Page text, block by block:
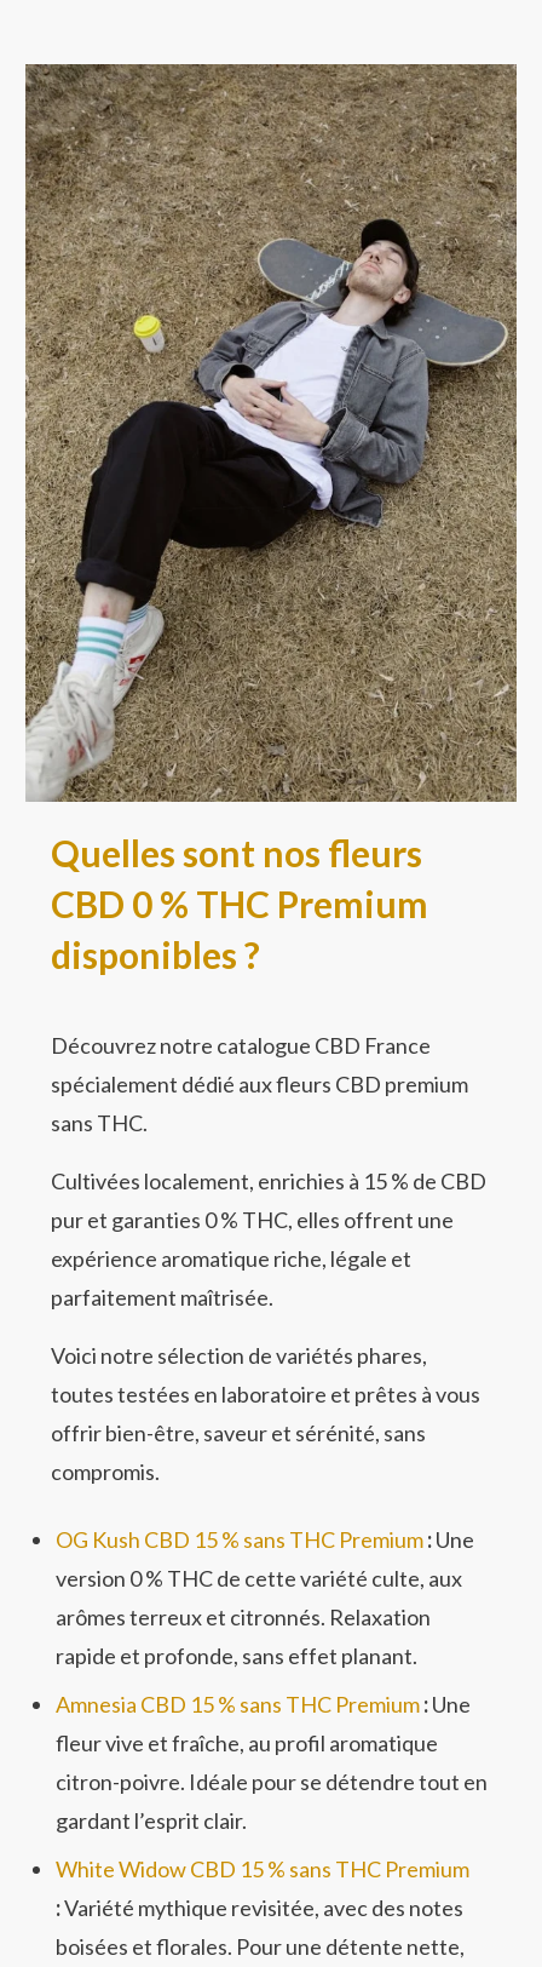
Quelles sont nos fleurs
CBD 0 % THC Premium
disponibles ?
Découvrez notre catalogue CBD France
spécialement dédié aux fleurs CBD premium
sans THC.
Cultivées localement, enrichies à 15 % de CBD
pur et garanties 0 % THC, elles offrent une
expérience aromatique riche, légale et
parfaitement maîtrisée.
Voici notre sélection de variétés phares,
toutes testées en laboratoire et prêtes à vous
offrir bien-être, saveur et sérénité, sans
compromis.
OG Kush CBD 15 % sans THC Premium:Une
version 0 % THC de cette variété culte, aux
arômes terreux et citronnés. Relaxation
rapide et profonde, sans effet planant.
Amnesia CBD 15 % sans THC Premium:Une
fleur vive et fraîche, au profil aromatique
citron-poivre. Idéale pour se détendre tout en
gardant l’esprit clair.
White Widow CBD 15 % sans THC Premium
:Variété mythique revisitée, avec des notes
boisées et florales. Pour une détente nette,